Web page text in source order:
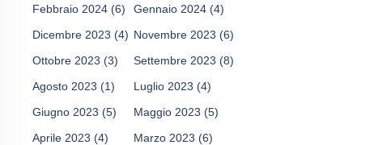
Febbraio 2024 (6) Gennaio 2024 (4)
Dicembre 2023 (4) Novembre 2023 (6)
Ottobre 2023 (3) Settembre 2023 (8)
Agosto 2023 (1) Luglio 2023 (4)
Giugno 2023 (5) Maggio 2023 (5)
Aprile 2023 (4) Marzo 2023 (6)